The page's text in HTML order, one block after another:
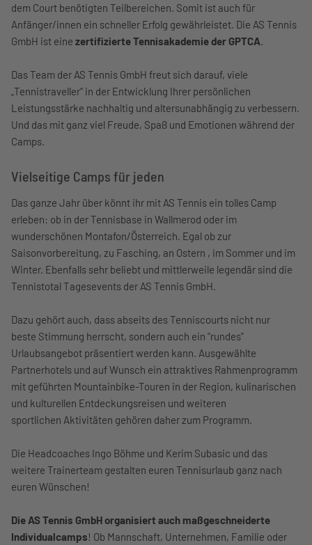
dem Court benötigten Teilbereichen. Somit ist auch für
Anfänger/innen ein schneller Erfolg gewährleistet. Die AS Tennis
GmbH ist eine zertifizierte Tennisakademie der GPTCA
Das Team der AS Tennis GmbH freut sich darauf, viele
„Tennistraveller“ in der Entwicklung Ihrer persönlichen
Leistungsstärke nachhaltig und altersunabhängig zu verbessern.
Und das mit ganz viel Freude, Spaß und Emotionen während der
Camps.
Vielseitige Camps für jeden
Das ganze Jahr über könnt ihr mit AS Tennis ein tolles Camp
erleben: ob in der Tennisbase in Wallmerod oder im
wunderschönen Montafon/Österreich. Egal ob zur
Saisonvorbereitung, zu Fasching, an Ostern , im Sommer und im
Winter. Ebenfalls sehr beliebt und mittlerweile legendär sind die
Tennistotal Tagesevents der AS Tennis GmbH.
Dazu gehört auch, dass abseits des Tenniscourts nicht nur
beste Stimmung herrscht, sondern auch ein "rundes"
Urlaubsangebot präsentiert werden kann. Ausgewählte
Partnerhotels und auf Wunsch ein attraktives Rahmenprogramm
mit geführten Mountainbike-Touren in der Region, kulinarischen
und kulturellen Entdeckungsreisen und weiteren
sportlichen Aktivitäten gehören daher zum Programm.
Die Headcoaches Ingo Böhme und Kerim Subasic und das
weitere Trainerteam gestalten euren Tennisurlaub ganz nach
euren Wünschen!
Die AS Tennis GmbH organisiert auch maßgeschneiderte
Individualcamps! Ob Mannschaft, Unternehmen, Familie oder